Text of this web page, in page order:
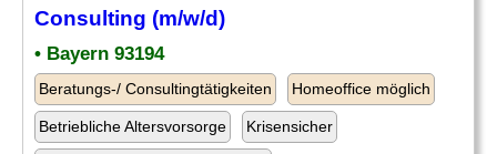
Consulting (m/w/d)
• Bayern 93194
Beratungs-/ Consultingtätigkeiten Homeoffice möglich
Betriebliche Altersvorsorge Krisensicher